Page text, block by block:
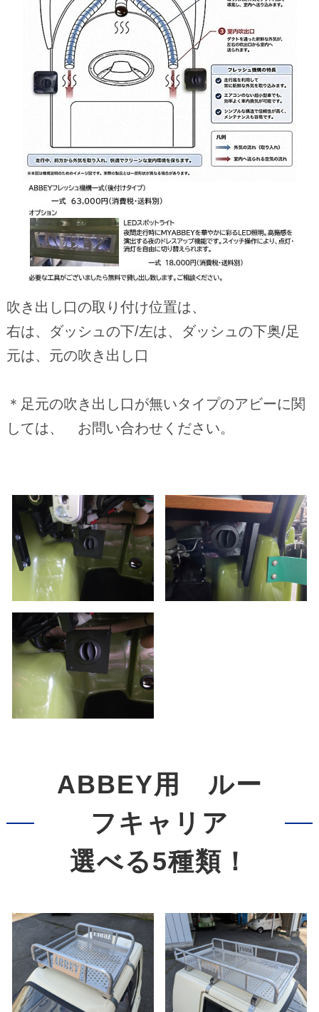
吹き出し口の取り付け位置は、
右は、ダッシュの下/左は、ダッシュの下奥/足
元は、元の吹き出し口
＊足元の吹き出し口が無いタイプのアビーに関
しては、 お問い合わせください。
ABBEY用 ルー
フキャリア
選べる5種類！